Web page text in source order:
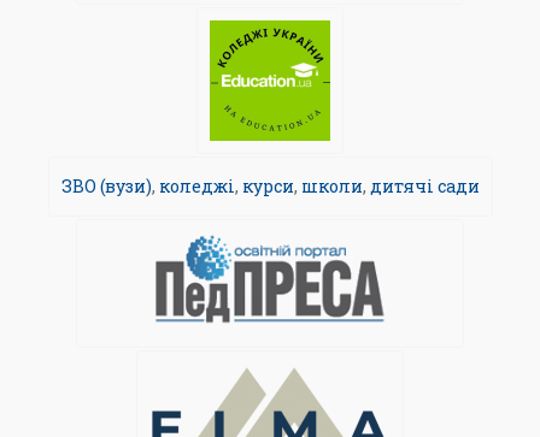
ЗВО (вузи), коледжі, курси, школи, дитячі сади